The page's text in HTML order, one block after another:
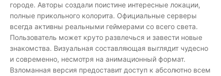
городе. Авторы создали поистине интересные локации,
полные прикольного колорита. Официальные серверы
всегда активны реальными геймерами со всего света.
Пользователь может круто развлечься и завести новые
знакомства. Визуальная составляющая выглядит чудесно
и современно, несмотря на анимационный формат.
Взломанная версия предоставит доступ к абсолютно всем